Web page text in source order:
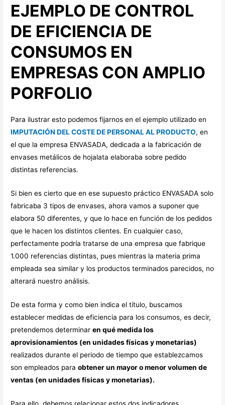
EJEMPLO DE CONTROL
DE EFICIENCIA DE
CONSUMOS EN
EMPRESAS CON AMPLIO
PORFOLIO
Para ilustrar esto podemos fijarnos en el ejemplo utilizado en
IMPUTACIÓN DEL COSTE DE PERSONAL AL PRODUCTO, en
el que la empresa ENVASADA, dedicada a la fabricación de
envases metálicos de hojalata elaboraba sobre pedido
distintas referencias.
Si bien es cierto que en ese supuesto práctico ENVASADA solo
fabricaba 3 tipos de envases, ahora vamos a suponer que
elabora 50 diferentes, y que lo hace en función de los pedidos
que le hacen los distintos clientes. En cualquier caso,
perfectamente podría tratarse de una empresa que fabrique
1.000 referencias distintas, pues mientras la materia prima
empleada sea similar y los productos terminados parecidos, no
alterará nuestro análisis.
De esta forma y como bien indica el título, buscamos
establecer medidas de eficiencia para los consumos, es decir,
pretendemos determinaren qué medida los
aprovisionamientos (en unidades físicas y monetarias)
realizados durante el periodo de tiempo que establezcamos
son empleados paraobtener un mayor o menor volumen de
ventas (en unidades físicas y monetarias).
Para ello, debemos relacionar estos dos indicadores